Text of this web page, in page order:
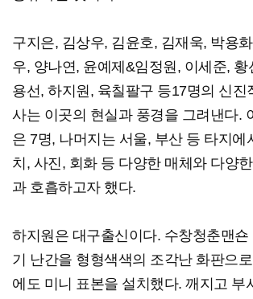
구지은, 김상우, 김윤호, 김재욱, 박용
우, 양나연, 윤예제&임정원, 이세준, 황
용선, 하지원, 육칠팔구 등17명의 신진
사는 이곳의 현실과 풍경을 그려낸다.
은 7명, 나머지는 서울, 부산 등 타지에
치, 사진, 회화 등 다양한 매체와 다양
과 호흡하고자 했다.
하지원은 대구출신이다. 수창청춘맨숀
기 난간을 형형색색의 조각난 화판으
에도 미니 표본을 설치했다. 깨지고 부